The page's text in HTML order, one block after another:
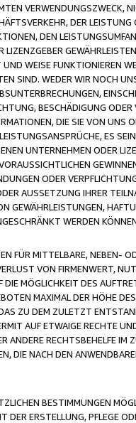
VERWENDUNGSZWECK,
DER
DEN
WEISE FUNKTIONIEREN
SIND. WEDER WIR NOCH
BESCHÄDIGUNG
DIE SIE VON UNS
ES
UNTERNEHMEN ODER
ODER
AUSSETZUNG IHRER
GEWÄHRLEISTUNGEN,
WERDEN
FÜR MITTELBARE, NEBEN-
VON FIRMENWERT,
MÖGLICHKEIT DES
MAXIMAL DER HÖHE
ZU DEM ZULETZT
AUF ETWAIGE RECHTE
ANDERE RECHTSBEHELFE
DIE NACH DEN
BESTIMMUNGEN
ERSTELLUNG, PFLEGE